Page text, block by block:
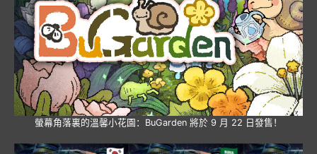
螢幕角落裏的溫馨小花園：BuGarden 將於 9 月 22 日發售！